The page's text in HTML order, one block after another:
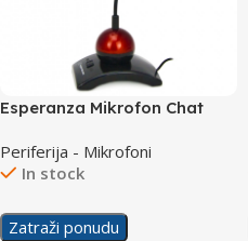
Esperanza Mikrofon Chat
Periferija - Mikrofoni
In stock
Zatraži ponudu